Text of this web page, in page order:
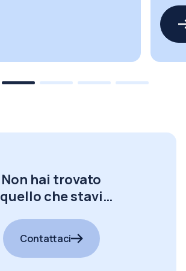
Non hai trovato
quello che stavi
Contattaci